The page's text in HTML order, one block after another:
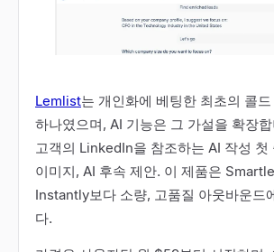
Lemlist는 개인화에 베팅한 최초의 콜
하나였으며, AI 기능은 그 가설을 확장
고객의 LinkedIn을 참조하는 AI 작성 첫
이미지, AI 후속 제안. 이 제품은
Instantly보다 소량, 고품질 아웃바운드
다.